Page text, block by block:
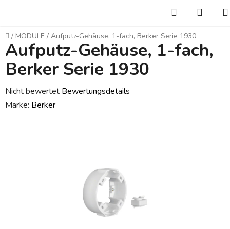
springen
Suchen
Startseite
/ MODULE / Aufputz-Gehäuse, 1-fach, Berker Serie 1930
Aufputz-Gehäuse, 1-fach,
Berker Serie 1930
Die
durchschnittliche
Nicht bewertet Bewertungsdetails
Marke: Berker